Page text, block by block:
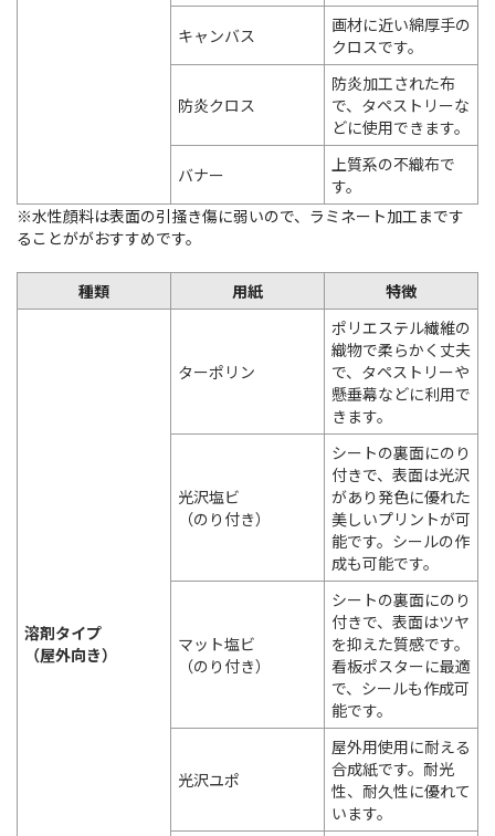
キャンバス
画材に近い綿厚手の
クロスです。
防炎クロス
防炎加工された布
で、タペストリーな
どに使用できます。
バナー
上質系の不織布で
す。
※水性顔料は表面の引掻き傷に弱いので、ラミネート加工まです
ることががおすすめです。
種類 用紙 特徴
溶剤タイプ
（屋外向き）
ターポリン
ポリエステル繊維の
織物で柔らかく丈夫
で、タペストリーや
懸垂幕などに利用で
きます。
光沢塩ビ
（のり付き）
シートの裏面にのり
付きで、表面は光沢
があり発色に優れた
美しいプリントが可
能です。シールの作
成も可能です。
マット塩ビ
（のり付き）
シートの裏面にのり
付きで、表面はツヤ
を抑えた質感です。
看板ポスターに最適
で、シールも作成可
能です。
光沢ユポ
屋外用使用に耐える
合成紙です。耐光
性、耐久性に優れて
います。